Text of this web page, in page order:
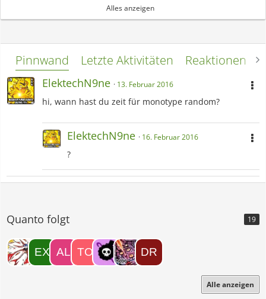
Ich bin meist imTurnier-Bereichtätig.
MehrFragen?Schreib mich doch einfach an! :))
<3
Alles anzeigen
Pinnwand Letzte Aktivitäten Reaktionen
ElektechN9ne 13. Februar 2016
hi, wann hast du zeit für monotype random?
ElektechN9ne 16. Februar 2016
?
Quanto folgt 19
Alle anzeigen